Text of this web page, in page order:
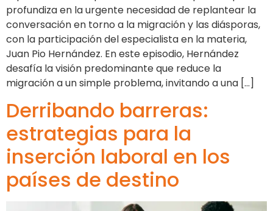
profundiza en la urgente necesidad de replantear la
conversación en torno a la migración y las diásporas,
con la participación del especialista en la materia,
Juan Pio Hernández. En este episodio, Hernández
desafía la visión predominante que reduce la
migración a un simple problema, invitando a una […]
Derribando barreras:
estrategias para la
inserción laboral en los
países de destino